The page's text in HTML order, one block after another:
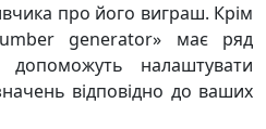
про його виграш. Крім
generator» має ряд
допоможуть налаштувати
відповідно до ваших